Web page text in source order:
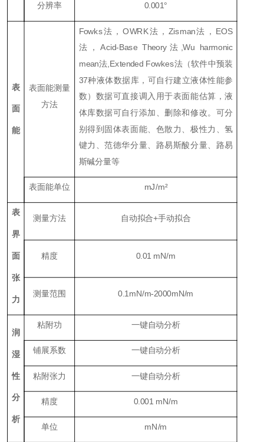
分辨率 0.001°
表
面
能
表面能测量
方法
Fowks法，OWRK法，Zisman法，EOS
法，Acid-Base Theory法,Wu harmonic
mean法,Extended Fowkes法（软件中预装
37种液体数据库，可自行建立液体性能参
数）数据可直接调入用于表面能估算，液
体库数据可自行添加、删除和修改。可分
别得到固体表面能、色散力、极性力、氢
键力、范德华分量、路易斯酸分量、路易
斯碱分量等
表面能单位 mJ/m²
表
界
面
张
力
测量方法 自动拟合+手动拟合
精度 0.01 mN/m
测量范围 0.1mN/m-2000mN/m
润
湿
性
分
析
粘附功 一键自动分析
铺展系数 一键自动分析
粘附张力 一键自动分析
精度 0.001 mN/m
单位 mN/m